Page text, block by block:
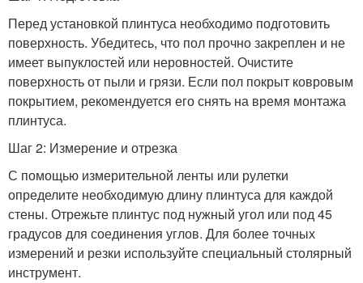
Перед установкой плинтуса необходимо подготовить
поверхность. Убедитесь, что пол прочно закреплен и не
имеет выпуклостей или неровностей. Очистите
поверхность от пыли и грязи. Если пол покрыт ковровым
покрытием, рекомендуется его снять на время монтажа
плинтуса.
Шаг 2: Измерение и отрезка
С помощью измерительной ленты или рулетки
определите необходимую длину плинтуса для каждой
стены. Отрежьте плинтус под нужный угол или под 45
градусов для соединения углов. Для более точных
измерений и резки используйте специальный столярный
инструмент.